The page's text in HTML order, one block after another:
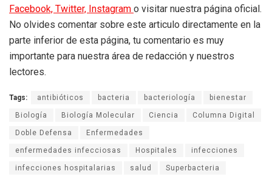
Facebook, Twitter, Instagram o visitar nuestra página oficial.
No olvides comentar sobre este articulo directamente en la
parte inferior de esta página, tu comentario es muy
importante para nuestra área de redacción y nuestros
lectores.
Tags: antibióticos bacteria bacteriología bienestar
Biología Biología Molecular Ciencia Columna Digital
Doble Defensa Enfermedades
enfermedades infecciosas Hospitales infecciones
infecciones hospitalarias salud Superbacteria